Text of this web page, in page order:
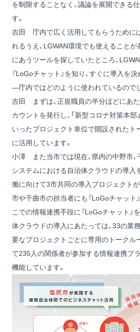
を制限することなく、議論を展開できる
す。
吉田
庁内で広く活用してもらうために
れるうえ、LGWAN環境でも使えること
にあうツールを探していたところ、
『LoGoチャット』を知り、すぐに導入を決
―庁内ではどのように使われているので
吉田
まずは、正規職員の半分ほどにあ
カウントを発行し、「新型コロナ対策本部
いったプロジェクト単位で開設されたト
に活用しています。
小澤 また当市では現在、県内の中野市
システムにおける自治体クラウドの導入
働に向けて3市共同の導入プロジェクト
市や千曲市の担当者にも『LoGoチャット
こでの情報連携手段に『LoGoチャット』
体クラウドの導入にあたっては、33の業
要なプロジェクトごとに専用のトークル
て235人の関係者が参加する情報連携プ
機能しています。